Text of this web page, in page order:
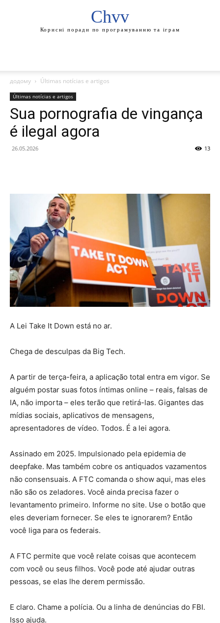
Chvv
Корисні поради по програмуванню та іграм
додому Últimas notícias e artigos
Últimas notícias e artigos
Sua pornografia de vingança
é ilegal agora
26.05.2026 13
A Lei Take It Down está no ar.
Chega de desculpas da Big Tech.
A partir de terça-feira, a aplicação total entra em vigor. Se
alguém postar suas fotos íntimas online – reais, falsas de
IA, não importa – eles terão que retirá-las. Gigantes das
mídias sociais, aplicativos de mensagens,
apresentadores de vídeo. Todos. É a lei agora.
Assinado em 2025. Impulsionado pela epidemia de
deepfake. Mas também cobre os antiquados vazamentos
não consensuais. A FTC comanda o show aqui, mas eles
não são os zeladores. Você ainda precisa fazer o
levantamento primeiro. Informe no site. Use o botão que
eles deveriam fornecer. Se eles te ignorarem? Então
você liga para os federais.
A FTC permite que você relate coisas que acontecem
com você ou seus filhos. Você pode até ajudar outras
pessoas, se elas lhe derem permissão.
E claro. Chame a polícia. Ou a linha de denúncias do FBI.
Isso ajuda.